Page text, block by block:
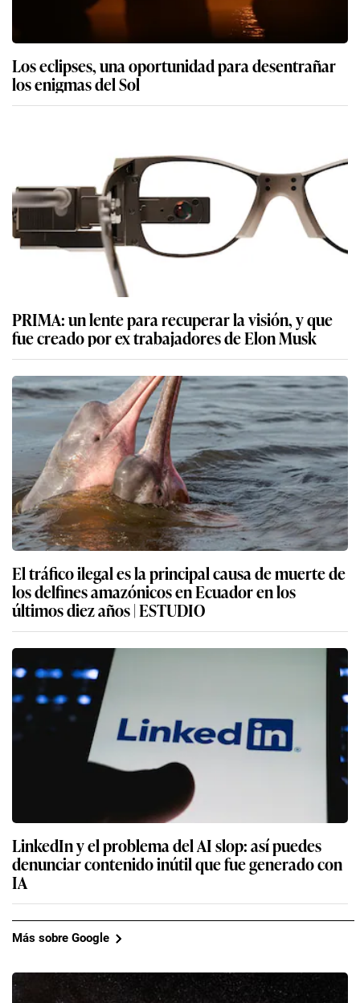
Los eclipses, una oportunidad para desentrañar
los enigmas del Sol
PRIMA: un lente para recuperar la visión, y que
fue creado por ex trabajadores de Elon Musk
El tráfico ilegal es la principal causa de muerte de
los delfines amazónicos en Ecuador en los
últimos diez años | ESTUDIO
LinkedIn y el problema del AI slop: así puedes
denunciar contenido inútil que fue generado con
IA
Más sobre Google